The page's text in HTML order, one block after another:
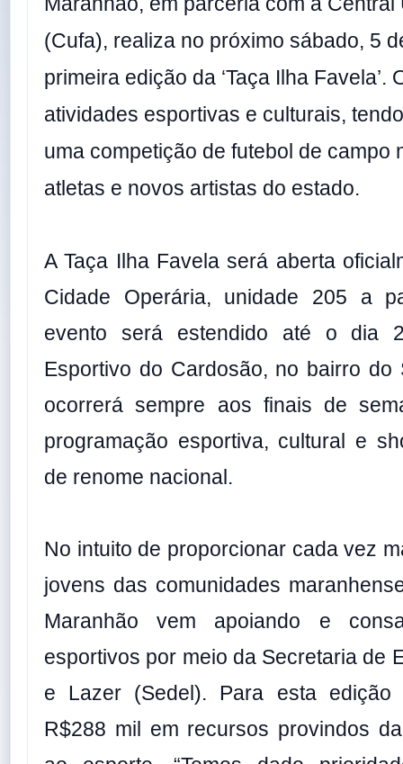
(Cufa), realiza no próximo sábado, 5
primeira edição da ‘Taça Ilha Favela’.
atividades esportivas e culturais,
uma competição de futebol de campo
atletas e novos artistas do estado.
A Taça Ilha Favela será aberta
Cidade Operária, unidade 205 a
evento será estendido até o dia
Esportivo do Cardosão, no bairro do
ocorrerá sempre aos finais de
programação esportiva, cultural e
de renome nacional.
No intuito de proporcionar cada vez
jovens das comunidades
Maranhão vem apoiando e
esportivos por meio da Secretaria de
e Lazer (Sedel). Para esta edição
R$288 mil em recursos provindos